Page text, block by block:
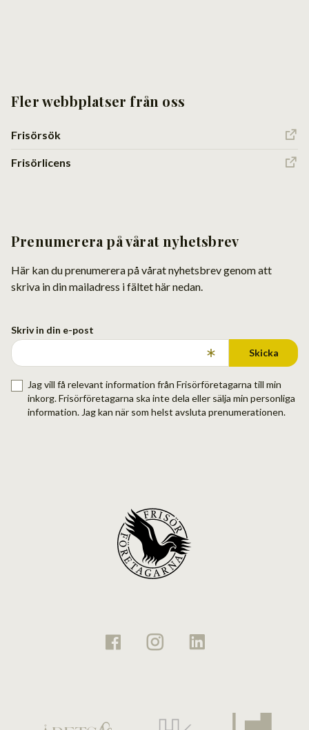
Fler webbplatser från oss
Frisörsök
Frisörlicens
Prenumerera på vårat nyhetsbrev
Här kan du prenumerera på vårat nyhetsbrev genom att
skriva in din mailadress i fältet här nedan.
Skriv in din e-post
Skicka
Jag vill få relevant information från Frisörföretagarna till min
inkorg. Frisörföretagarna ska inte dela eller sälja min personliga
information. Jag kan när som helst avsluta prenumerationen.